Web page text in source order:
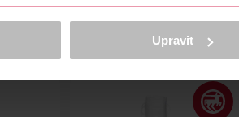
a reklam, funkcí sociálních médií,
osobních údajů.
<
Upravit